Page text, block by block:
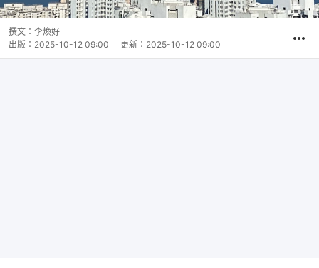
撰文： 李煥好
出版： 2025-10-12 09:00 更新： 2025-10-12 09:00